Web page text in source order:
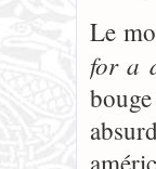
Le
for a